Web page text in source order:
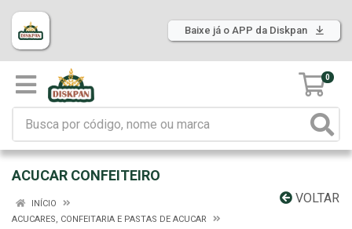
Baixe já o APP da Diskpan
0
ACUCAR CONFEITEIRO
VOLTAR
INÍCIO
ACUCARES, CONFEITARIA E PASTAS DE ACUCAR